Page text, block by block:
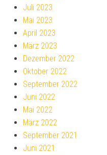
Juli 2023
Mai 2023
April 2023
März 2023
Dezember 2022
Oktober 2022
September 2022
Juni 2022
Mai 2022
März 2022
September 2021
Juni 2021